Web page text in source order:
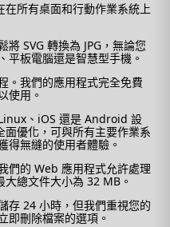
所有桌面和行動作業系統上
SVG 轉換為 JPG，無論您
平板電腦還是智慧型手機。
。我們的應用程式完全免費
使用。
、iOS 還是 Android 設
優化，可與所有主要作業系
得無縫的使用者體驗。
們的 Web 應用程式允許處理
總文件大小為 32 MB。
存 24 小時，但我們重視您的
即刪除檔案的選項。